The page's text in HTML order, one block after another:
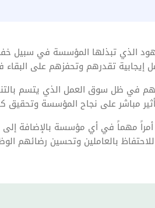
الذي تبذلها المؤسسة في سبيل
إيجابية تقدرهم وتحفزهم على
ظل سوق العمل الذي يتسم
مباشر على نجاح المؤسسة وتحقيق
أمراً مهماً في أي مؤسسة بالإضافة
بالعاملين وتحسين رضائهم